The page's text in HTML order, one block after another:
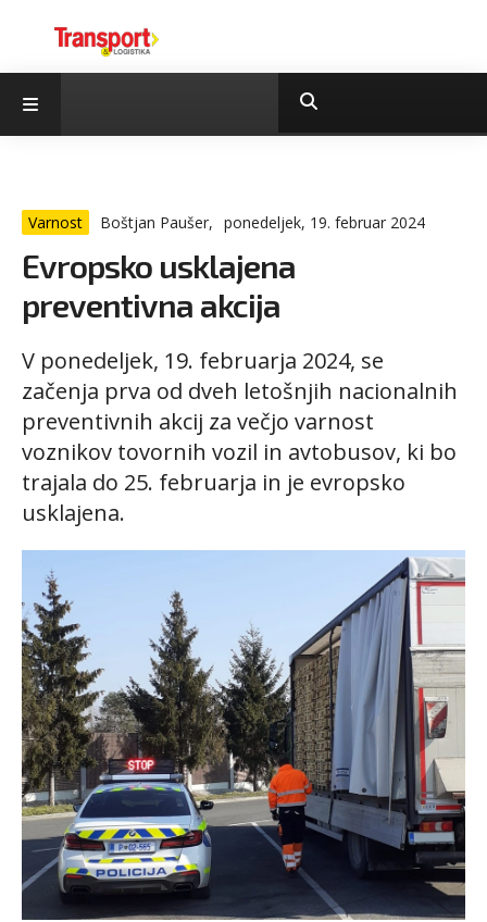
Varnost Boštjan Paušer, ponedeljek, 19. februar 2024
Evropsko usklajena
preventivna akcija
V ponedeljek, 19. februarja 2024, se
začenja prva od dveh letošnjih nacionalnih
preventivnih akcij za večjo varnost
voznikov tovornih vozil in avtobusov, ki bo
trajala do 25. februarja in je evropsko
usklajena.